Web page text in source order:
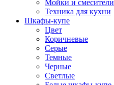
Мойки и смесители
Техника для кухни
Шкафы-купе
Цвет
Коричневые
Серые
Темные
Черные
Светлые